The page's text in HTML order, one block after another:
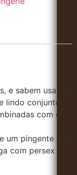
e sabem usar de
lindo conjunto
com o
um pingente que
com persex